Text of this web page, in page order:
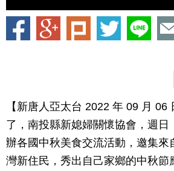
【新唐人亞太台 2022 年 09 月 06
了，南投縣新媳婦關懷協會，週日
辦各國中秋美食交流活動，邀集來
灣新住民，秀出自己家鄉的中秋節